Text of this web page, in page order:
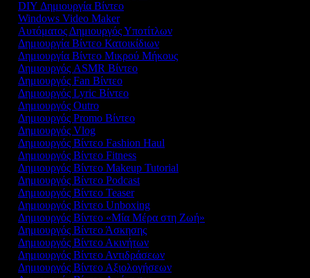
DIY Δημιουργία Βίντεο
Windows Video Maker
Αυτόματος Δημιουργός Υποτίτλων
Δημιουργία Βίντεο Κατοικίδιων
Δημιουργία Βίντεο Μικρού Μήκους
Δημιουργός ASMR Βίντεο
Δημιουργός Fan Βίντεο
Δημιουργός Lyric Βίντεο
Δημιουργός Outro
Δημιουργός Promo Βίντεο
Δημιουργός Vlog
Δημιουργός Βίντεο Fashion Haul
Δημιουργός Βίντεο Fitness
Δημιουργός Βίντεο Makeup Tutorial
Δημιουργός Βίντεο Podcast
Δημιουργός Βίντεο Teaser
Δημιουργός Βίντεο Unboxing
Δημιουργός Βίντεο «Μία Μέρα στη Ζωή»
Δημιουργός Βίντεο Άσκησης
Δημιουργός Βίντεο Ακινήτων
Δημιουργός Βίντεο Αντιδράσεων
Δημιουργός Βίντεο Αξιολογήσεων